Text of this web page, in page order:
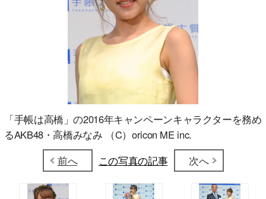
「手帳は高橋」の2016年キャンペーンキャラクターを務め
るAKB48・高橋みなみ （C）oricon ME inc.
前へ
この写真の記事 次へ